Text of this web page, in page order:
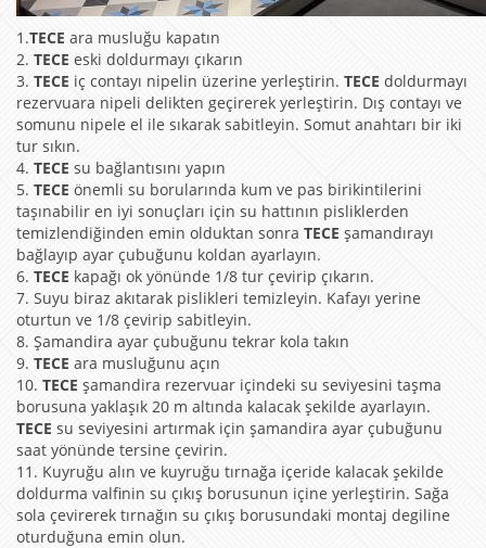
1.TECE ara musluğu kapatın
2. TECE eski doldurmayı çıkarın
3. TECE iç contayı nipelin üzerine yerleştirin. TECE doldurmayı
rezervuara nipeli delikten geçirerek yerleştirin. Dış contayı ve
somunu nipele el ile sıkarak sabitleyin. Somut anahtarı bir iki
tur sıkın.
4. TECE su bağlantısını yapın
5. TECE önemli su borularında kum ve pas birikintilerini
taşınabilir en iyi sonuçları için su hattının pisliklerden
temizlendiğinden emin olduktan sonra TECE şamandırayı
bağlayıp ayar çubuğunu koldan ayarlayın.
6. TECE kapağı ok yönünde 1/8 tur çevirip çıkarın.
7. Suyu biraz akıtarak pislikleri temizleyin. Kafayı yerine
oturtun ve 1/8 çevirip sabitleyin.
8. Şamandira ayar çubuğunu tekrar kola takın
9. TECE ara musluğunu açın
10. TECE şamandira rezervuar içindeki su seviyesini taşma
borusuna yaklaşık 20 m altında kalacak şekilde ayarlayın.
TECE su seviyesini artırmak için şamandira ayar çubuğunu
saat yönünde tersine çevirin.
11. Kuyruğu alın ve kuyruğu tırnağa içeride kalacak şekilde
doldurma valfinin su çıkış borusunun içine yerleştirin. Sağa
sola çevirerek tırnağın su çıkış borusundaki montaj degiline
oturduğuna emin olun.